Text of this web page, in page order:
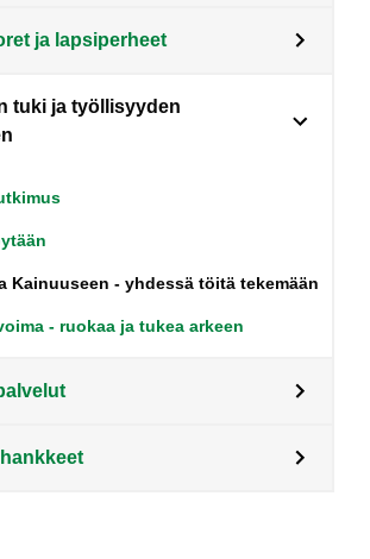
ja lapsiperheet
tuki ja työllisyyden
Kainuuseen - yhdessä töitä tekemään
- ruokaa ja tukea arkeen